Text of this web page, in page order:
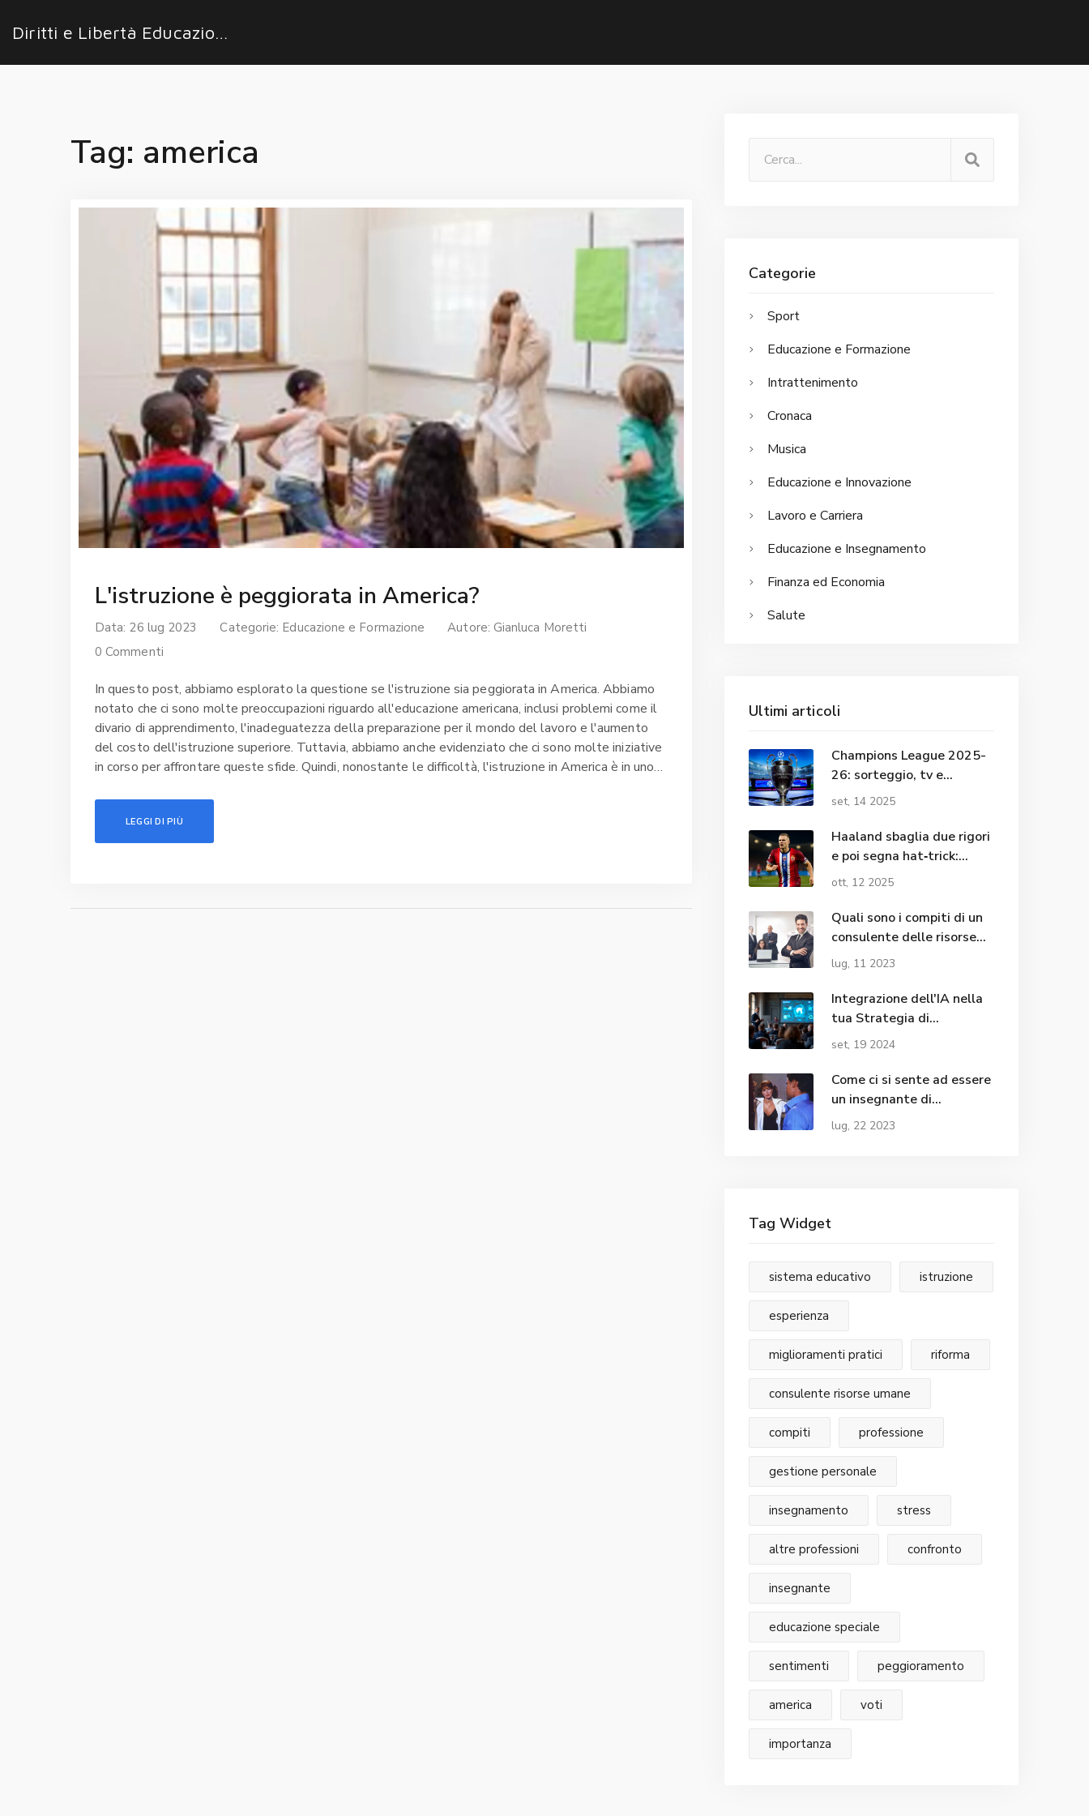
Diritti e Libertà Educazione
Tag: america
L'istruzione è peggiorata in America?
Data: 26 lug 2023 Categorie: Educazione e Formazione Autore: Gianluca Moretti
0 Commenti
In questo post, abbiamo esplorato la questione se l'istruzione sia peggiorata in America. Abbiamo
notato che ci sono molte preoccupazioni riguardo all'educazione americana, inclusi problemi come il
divario di apprendimento, l'inadeguatezza della preparazione per il mondo del lavoro e l'aumento
del costo dell'istruzione superiore. Tuttavia, abbiamo anche evidenziato che ci sono molte iniziative
in corso per affrontare queste sfide. Quindi, nonostante le difficoltà, l'istruzione in America è in uno
nonostante le sfide, la passione per l'istruzione e l'apprendimento non dovrebbe mai diminuire.
LEGGI DI PIÙ
Categorie
Sport
Educazione e Formazione
Intrattenimento
Cronaca
Musica
Educazione e Innovazione
Lavoro e Carriera
Educazione e Insegnamento
Finanza ed Economia
Salute
Ultimi articoli
Champions League 2025-
26: sorteggio, tv e
streaming. Come cambia
set, 14 2025
Haaland sbaglia due rigori
e poi segna hat‑trick:
Norvegia 5‑0 Israele
ott, 12 2025
Quali sono i compiti di un
consulente delle risorse
umane?
lug, 11 2023
Integrazione dell'IA nella
tua Strategia di
Contenuti: 5 Consigli
set, 19 2024
Come ci si sente ad essere
un insegnante di
educazione speciale?
lug, 22 2023
Tag Widget
sistema educativo istruzione
esperienza
miglioramenti pratici riforma
consulente risorse umane
compiti professione
gestione personale
insegnamento stress
altre professioni confronto
insegnante
educazione speciale
sentimenti peggioramento
america voti
importanza